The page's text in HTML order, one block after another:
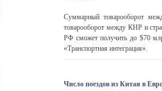
Суммарный товарооборот
товарооборот между КНР и
РФ сможет получить до $70
«Транспортная интеграция».
Число поездов из Китая в